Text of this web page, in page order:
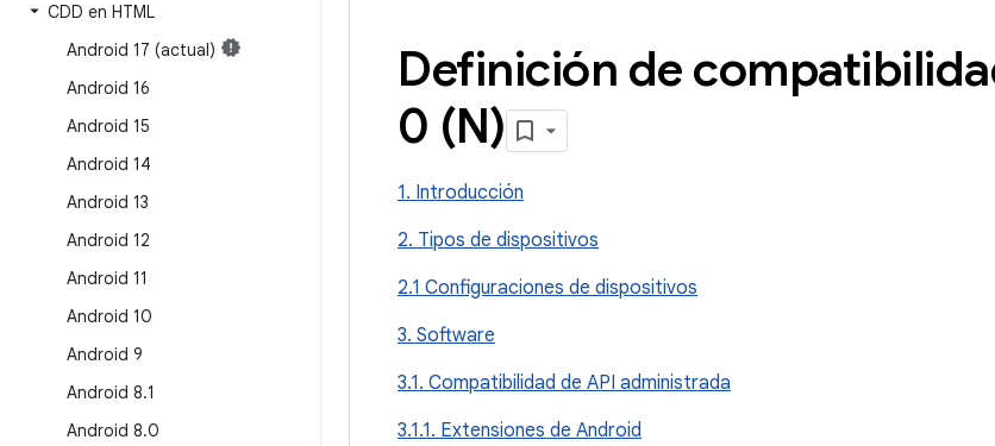
CDD en HTML
Android 17 (actual)
Android 16
Android 15
Android 14
Android 13
Android 12
Android 11
Android 10
Android 9
Android 8.1
Android 8.0
Definición de
0 (N)
1. Introducción
2. Tipos de dispositivos
2.1 Configuraciones de dispositivos
3. Software
3.1. Compatibilidad de API administrada
3.1.1. Extensiones de Android